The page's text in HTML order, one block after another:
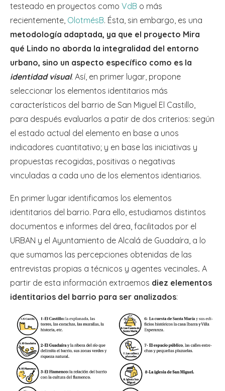
testeado en proyectos como VdB o más
recientemente, OlotmésB. Ésta, sin embargo, es una
metodología adaptada, ya que el proyecto Mira
qué Lindo no aborda la integralidad del entorno
urbano, sino un aspecto específico como es la
identidad visual. Así, en primer lugar, propone
seleccionar los elementos identitarios más
característicos del barrio de San Miguel El Castillo,
para después evaluarlos a patir de dos criterios: según
el estado actual del elemento en base a unos
indicadores cuantitativo; y en base las iniciativas y
propuestas recogidas, positivas o negativas
vinculadas a cada uno de los elementos identiarios.
En primer lugar identificamos los elementos
identitarios del barrio. Para ello, estudiamos distintos
documentos e informes del área, facilitados por el
URBAN y el Ayuntamiento de Alcalá de Guadaíra, a lo
que sumamos las percepciones obtenidas de las
entrevistas propias a técnicos y agentes vecinales. A
partir de esta información extraemos diez elementos
identitarios del barrio para ser analizados: